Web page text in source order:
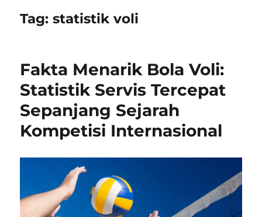
Tag:statistik voli
Fakta Menarik Bola Voli:
Statistik Servis Tercepat
Sepanjang Sejarah
Kompetisi Internasional